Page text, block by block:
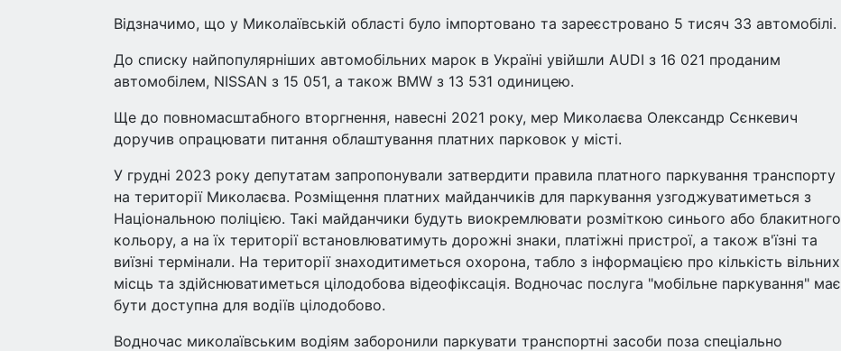
Відзначимо, що у Миколаївській області було імпортовано та зареєстровано 5 тисяч 33 автомобілі.
До списку найпопулярніших автомобільних марок в Україні увійшли AUDI з 16 021 проданим
автомобілем, NISSAN з 15 051, а також BMW з 13 531 одиницею.
Ще до повномасштабного вторгнення, навесні 2021 року, мер Миколаєва Олександр Сєнкевич
доручив опрацювати питання облаштування платних парковок у місті.
У грудні 2023 року депутатам запропонували затвердити правила платного паркування транспорту
на території Миколаєва. Розміщення платних майданчиків для паркування узгоджуватиметься з
Національною поліцією. Такі майданчики будуть виокремлювати розміткою синього або блакитного
кольору, а на їх території встановлюватимуть дорожні знаки, платіжні пристрої, а також в'їзні та
виїзні термінали. На території знаходитиметься охорона, табло з інформацією про кількість вільних
місць та здійснюватиметься цілодобова відеофіксація. Водночас послуга "мобільне паркування" має
бути доступна для водіїв цілодобово.
Водночас миколаївським водіям заборонили паркувати транспортні засоби поза спеціально